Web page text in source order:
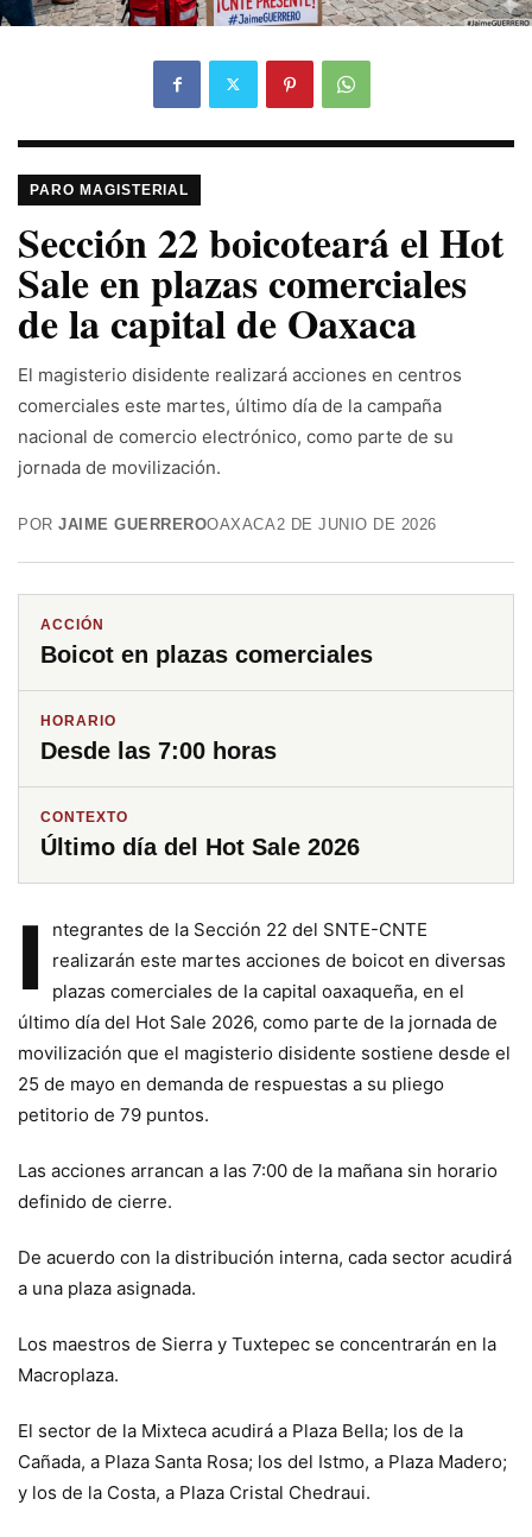
PARO MAGISTERIAL
Sección 22 boicoteará el Hot
Sale en plazas comerciales
de la capital de Oaxaca
El magisterio disidente realizará acciones en centros
comerciales este martes, último día de la campaña
nacional de comercio electrónico, como parte de su
jornada de movilización.
PORJAIME GUERREROOAXACA 2 DE JUNIO DE 2026
ACCIÓN
Boicot en plazas comerciales
HORARIO
Desde las 7:00 horas
CONTEXTO
Último día del Hot Sale 2026
I
ntegrantes de la Sección 22 del SNTE-CNTE
realizarán este martes acciones de boicot en diversas
plazas comerciales de la capital oaxaqueña, en el
último día del Hot Sale 2026, como parte de la jornada de
movilización que el magisterio disidente sostiene desde el
25 de mayo en demanda de respuestas a su pliego
petitorio de 79 puntos.
Las acciones arrancan a las 7:00 de la mañana sin horario
definido de cierre.
De acuerdo con la distribución interna, cada sector acudirá
a una plaza asignada.
Los maestros de Sierra y Tuxtepec se concentrarán en la
Macroplaza.
El sector de la Mixteca acudirá a Plaza Bella; los de la
Cañada, a Plaza Santa Rosa; los del Istmo, a Plaza Madero;
y los de la Costa, a Plaza Cristal Chedraui.